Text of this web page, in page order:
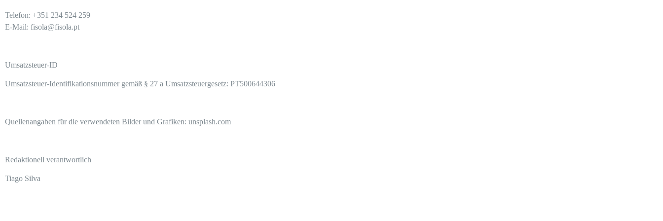
Telefon: +351 234 524 259
E-Mail: fisola@fisola.pt
Umsatzsteuer-ID
Umsatzsteuer-Identifikationsnummer gemäß § 27 a Umsatzsteuergesetz: PT500644306
Quellenangaben für die verwendeten Bilder und Grafiken: unsplash.com
Redaktionell verantwortlich
Tiago Silva